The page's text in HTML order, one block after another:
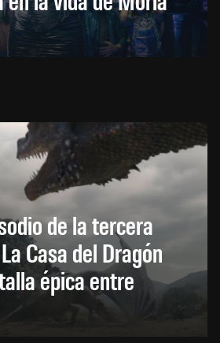
de la tercera
Casa del Dragón
épica entre